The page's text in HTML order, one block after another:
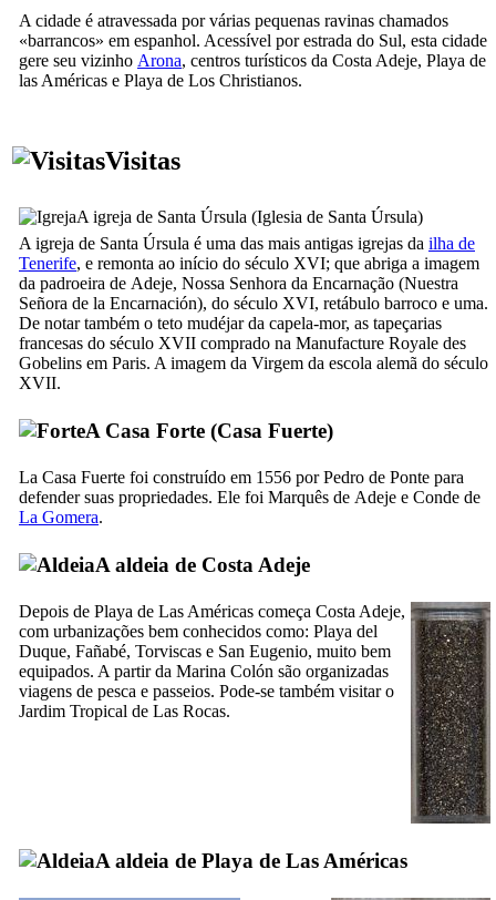
A cidade é atravessada por várias pequenas ravinas chamados
«barrancos» em espanhol. Acessível por estrada do Sul, esta cidade
gere seu vizinho Arona, centros turísticos da Costa Adeje, Playa de
las Américas e Playa de Los Christianos.
Visitas
A igreja de Santa Úrsula (Iglesia de Santa Úrsula)
A igreja de Santa Úrsula é uma das mais antigas igrejas da ilha de
Tenerife, e remonta ao início do século XVI; que abriga a imagem
da padroeira de Adeje, Nossa Senhora da Encarnação (Nuestra
Señora de la Encarnación), do século XVI, retábulo barroco e uma.
De notar também o teto mudéjar da capela-mor, as tapeçarias
francesas do século XVII comprado na Manufacture Royale des
Gobelins em Paris. A imagem da Virgem da escola alemã do século
XVII.
A Casa Forte (Casa Fuerte)
La Casa Fuerte foi construído em 1556 porPedro de Ponte para
defender suas propriedades. Ele foi Marquês de Adeje e Conde de
La Gomera.
A aldeia de Costa Adeje
Depois de Playa de Las Américas começa Costa Adeje,
com urbanizações bem conhecidos como: Playa del
Duque, Fañabé, Torviscas e San Eugenio, muito bem
equipados. A partir da Marina Colón são organizadas
viagens de pesca e passeios. Pode-se também visitar o
Jardim Tropical de Las Rocas.
A aldeia de Playa de Las Américas